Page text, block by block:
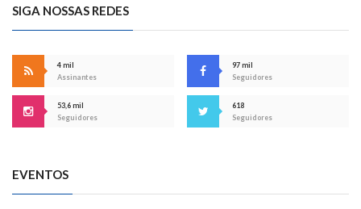
SIGA NOSSAS REDES
4 mil
Assinantes
97 mil
Seguidores
53,6 mil
Seguidores
618
Seguidores
EVENTOS